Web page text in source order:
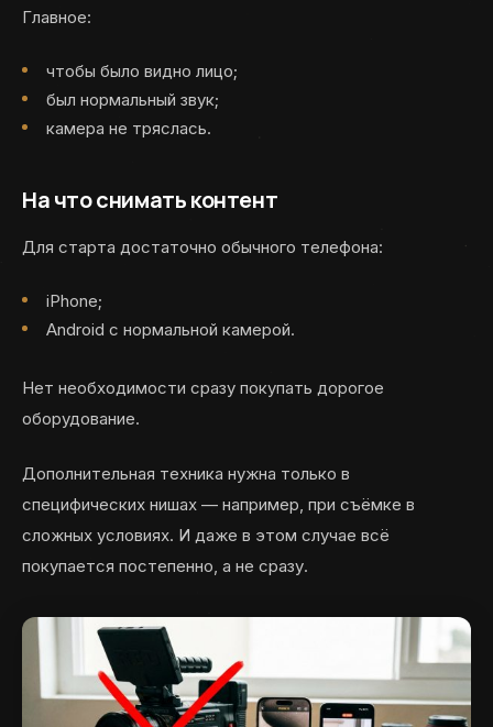
Главное:
чтобы было видно лицо;
был нормальный звук;
камера не тряслась.
На что снимать контент
Для старта достаточно обычного телефона:
iPhone;
Android с нормальной камерой.
Нет необходимости сразу покупать дорогое
оборудование.
Дополнительная техника нужна только в
специфических нишах — например, при съёмке в
сложных условиях. И даже в этом случае всё
покупается постепенно, а не сразу.